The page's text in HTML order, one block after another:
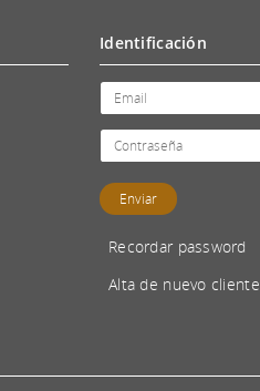
Identificación
Recordar password
Alta de nuevo cliente